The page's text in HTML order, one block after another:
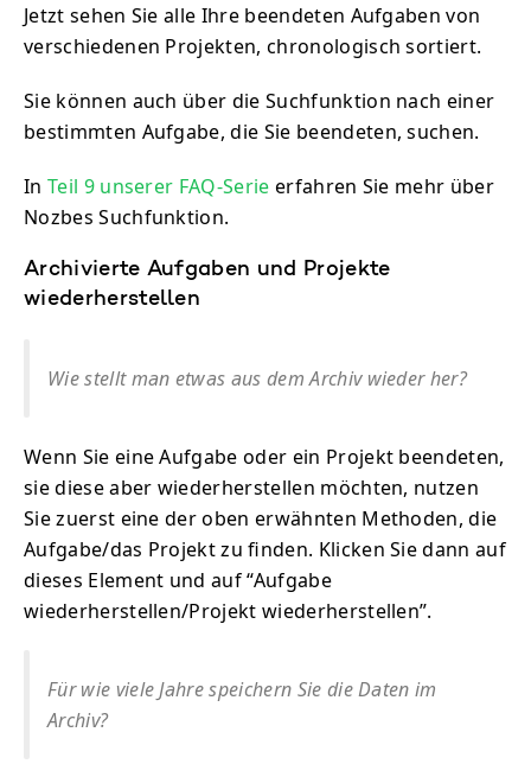
Jetzt sehen Sie alle Ihre beendeten Aufgaben von
verschiedenen Projekten, chronologisch sortiert.
Sie können auch über die Suchfunktion nach einer
bestimmten Aufgabe, die Sie beendeten, suchen.
In Teil 9 unserer FAQ-Serie erfahren Sie mehr über
Nozbes Suchfunktion.
Archivierte Aufgaben und Projekte
wiederherstellen
Wie stellt man etwas aus dem Archiv wieder her?
Wenn Sie eine Aufgabe oder ein Projekt beendeten,
sie diese aber wiederherstellen möchten, nutzen
Sie zuerst eine der oben erwähnten Methoden, die
Aufgabe/das Projekt zu finden. Klicken Sie dann auf
dieses Element und auf “Aufgabe
wiederherstellen/Projekt wiederherstellen”.
Für wie viele Jahre speichern Sie die Daten im
Archiv?